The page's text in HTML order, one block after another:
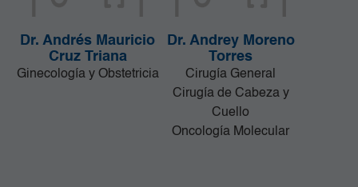
Dr. Andrés Mauricio
Cruz Triana
Ginecología y Obstetricia
Dr. Andrey Moreno
Torres
Cirugía General
Cirugía de Cabeza y
Cuello
Oncología Molecular